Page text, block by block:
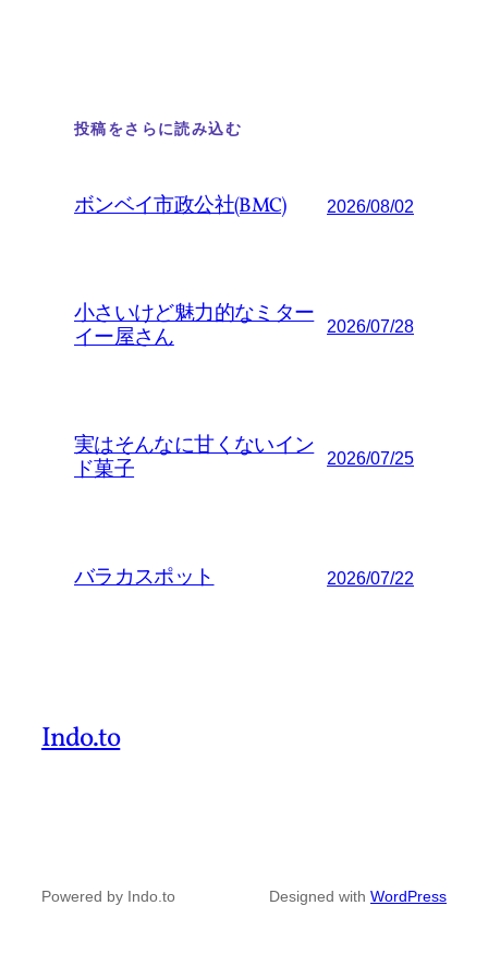
投稿をさらに読み込む
ボンベイ市政公社(BMC) 2026/08/02
小さいけど魅力的なミター
イー屋さん
2026/07/28
実はそんなに甘くないイン
ド菓子
2026/07/25
バラカスポット 2026/07/22
Indo.to
Powered by Indo.to Designed with WordPress